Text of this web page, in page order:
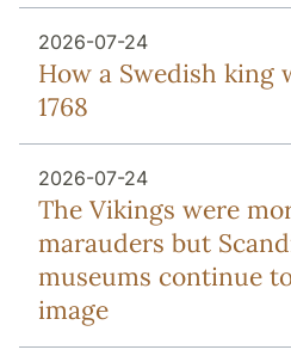
2026-07-24
How a Swedish king
1768
2026-07-24
The Vikings were
marauders but
museums continue
image